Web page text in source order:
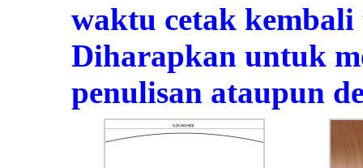
waktu cetak
Diharapkan untuk
penulisan ataupun